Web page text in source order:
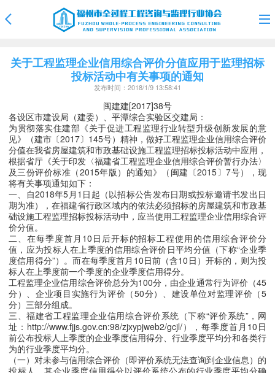
关于工程监理企业信用综合评价分值应用于监理招标
投标活动中有关事项的通知
发布时间：2018/1/9 13:58:41
闽建建[2017]38号
各设区市建设局（建委）、平潭综合实验区交建局：
为贯彻落实住建部《关于促进工程监理行业转型升级创新发展的意
见》（建市〔2017〕145号）精神，做好工程监理企业信用综合评价
分值在我省房屋建筑和市政基础设施工程监理招标投标活动中应用，
根据省厅《关于印发〈福建省工程监理企业信用综合评价暂行办法〉
及三份评价标准（2015年版）的通知》（闽建〔2015〕7号），现
将有关事项通知如下：
一、自2018年5月1日起（以招标公告发布日期或投标邀请书发出日
期为准），在福建省行政区域内的依法必须招标的房屋建筑和市政基
础设施工程监理招标投标活动中，应当使用工程监理企业信用综合评
价分值。
二、在每季度首月10日后开标的招标工程使用的信用综合评价分
值，应为投标人在上季度的信用综合评价日平均分值（下称“企业季
度信用得分”）。而在每季度首月10日前（含10日）开标的，则为投
标人在上季度前一个季度的企业季度信用得分。
工程监理企业信用综合评价总分为100分，由企业通常行为评价（45
分）、企业项目实施行为评价（50分）、建设单位对监理评价（5
分）三部分组成。
三、福建省工程监理企业信用综合评价系统（下称“评价系统”，网
址：http://www.fjjs.gov.cn:98/zjxypjweb2/gcjl/），每季度首月10日
前公布投标人上季度的企业季度信用得分、行业季度平均分和各类行
为的行业季度平均分。
（一）对未参与信用综合评价（即评价系统无法查询到企业信息）的
投标人，其企业季度信用得分以评价系统公布的行业季度平均分确